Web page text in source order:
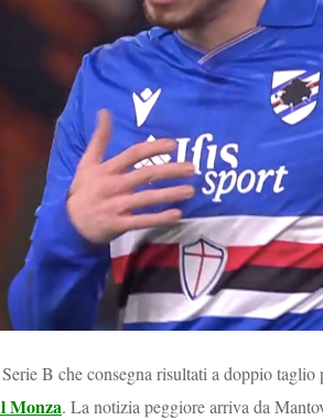
B che consegna risultati a doppio
Monza. La notizia peggiore arriva da